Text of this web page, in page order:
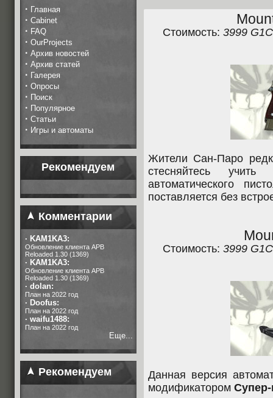
· Главная
· Cabinet
· FAQ
· OurProjects
· Архив новостей
· Архив статей
· Галерея
· Опросы
· Поиск
· Популярное
· Статьи
· Игры и автоматы
Рекомендуем
Комментарии
· KAM1KA3:
Обновление клиента APB
Reloaded 1.30 (1369)
· KAM1KA3:
Обновление клиента APB
Reloaded 1.30 (1369)
· dolan:
План на 2022 год
· Doofus:
План на 2022 год
· waifu1488:
План на 2022 год
Еще...
Рекомендуем
Стоимость: 3999 G1C
Жители Сан-Паро
стесняйтесь
автоматического
поставляется без
Стоимость: 3999 G1C
Данная версия
модификатором Супер-